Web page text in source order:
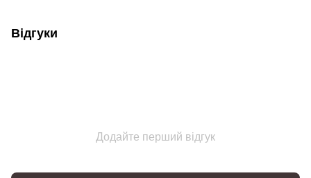
Відгуки
Додайте перший відгук